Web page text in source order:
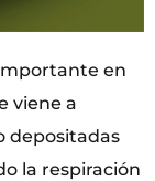
en
viene a
depositadas
la respiración